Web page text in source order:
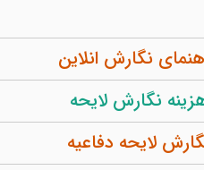
نگارش انلاین
نگارش لایحه
لایحه دفاعیه